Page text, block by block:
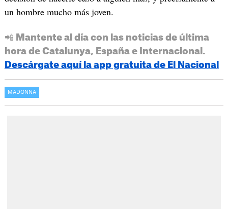
un hombre mucho más joven.
📲 Mantente al día con las noticias de última
hora de Catalunya, España e Internacional.
Descárgate aquí la app gratuita de El Nacional
MADONNA